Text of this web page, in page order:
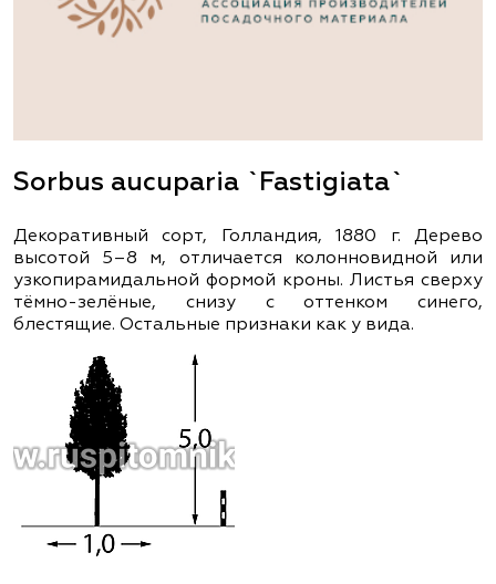
Sorbus aucuparia `Fastigiata`
Декоративный сорт, Голландия, 1880 г. Дерево
высотой 5–8 м, отличается колонновидной или
узкопирамидальной формой кроны. Листья сверху
тёмно-зелёные, снизу с оттенком синего,
блестящие. Остальные признаки как у вида.